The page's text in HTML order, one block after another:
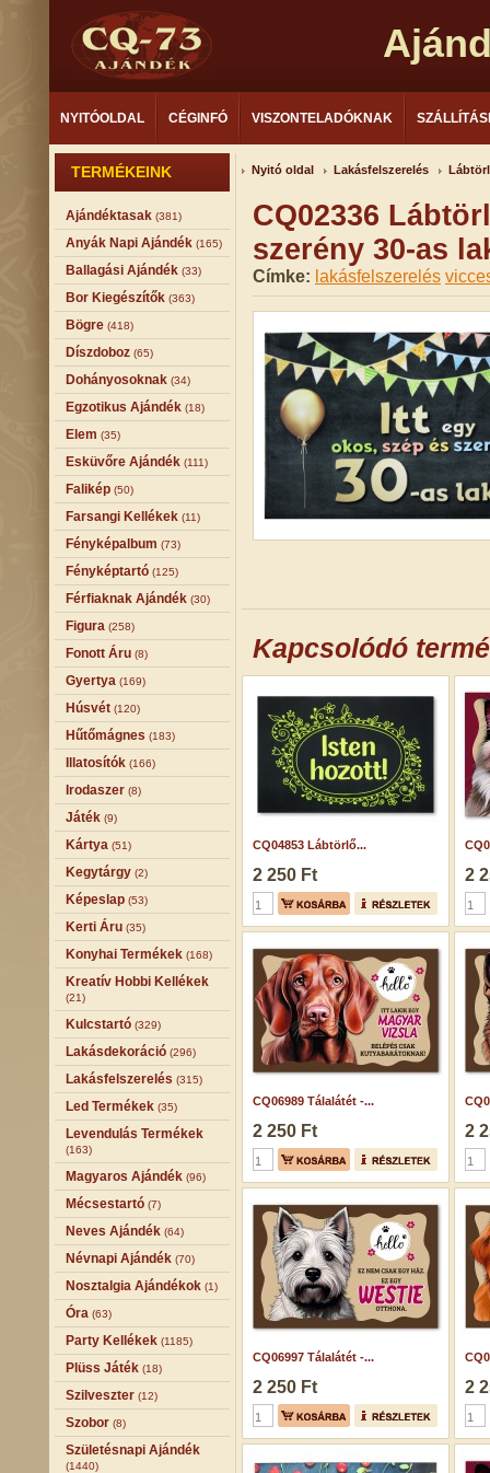
NYITÓOLDAL CÉGINFÓ VISZONTELADÓKNAK
TERMÉKEINK
Ajándéktasak (381)
Anyák Napi Ajándék (165)
Ballagási Ajándék (33)
Bor Kiegészítők (363)
Bögre (418)
Díszdoboz (65)
Dohányosoknak (34)
Egzotikus Ajándék (18)
Elem (35)
Esküvőre Ajándék (111)
Falikép (50)
Farsangi Kellékek (11)
Fényképalbum (73)
Fényképtartó (125)
Férfiaknak Ajándék (30)
Figura (258)
Fonott Áru (8)
Gyertya (169)
Húsvét (120)
Hűtőmágnes (183)
Illatosítók (166)
Irodaszer (8)
Játék (9)
Kártya (51)
Kegytárgy (2)
Képeslap (53)
Kerti Áru (35)
Konyhai Termékek (168)
Kreatív Hobbi Kellékek
(21)
Kulcstartó (329)
Lakásdekoráció (296)
Lakásfelszerelés (315)
Led Termékek (35)
Levendulás Termékek
(163)
Magyaros Ajándék (96)
Mécsestartó (7)
Neves Ajándék (64)
Névnapi Ajándék (70)
Nosztalgia Ajándékok (1)
Óra (63)
Party Kellékek (1185)
Plüss Játék (18)
Szilveszter (12)
Szobor (8)
Születésnapi Ajándék
(1440)
Nyitó oldal Lakásfelszerelés
CQ02336
szerény 30-as
Címke: lakásfelszerelés
Kapcsolódó
CQ04853 Lábtörlő...
2 250 Ft 2
CQ06989 Tálalátét -...
2 250 Ft 2
CQ06997 Tálalátét -...
2 250 Ft 2